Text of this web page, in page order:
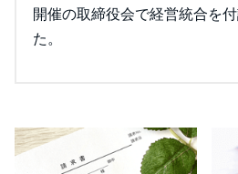
開催の取締役会で経営統合を
た。